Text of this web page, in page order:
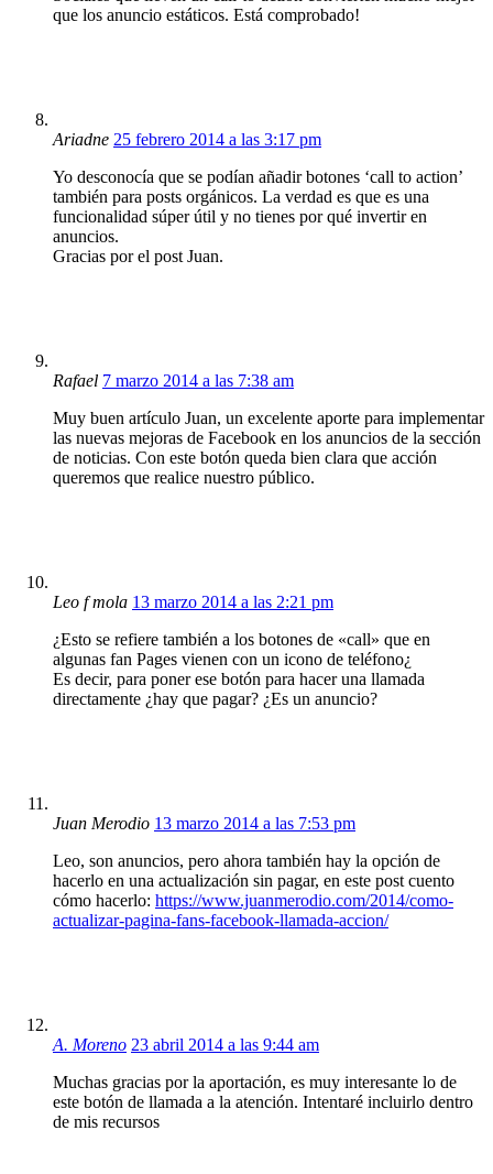
que los anuncio estáticos. Está comprobado!
Ariadne 25 febrero 2014 a las 3:17 pm
Yo desconocía que se podían añadir botones ‘call to action’
también para posts orgánicos. La verdad es que es una
funcionalidad súper útil y no tienes por qué invertir en
anuncios.
Gracias por el post Juan.
Rafael 7 marzo 2014 a las 7:38 am
Muy buen artículo Juan, un excelente aporte para implementar
las nuevas mejoras de Facebook en los anuncios de la sección
de noticias. Con este botón queda bien clara que acción
queremos que realice nuestro público.
Leo f mola 13 marzo 2014 a las 2:21 pm
¿Esto se refiere también a los botones de «call» que en
algunas fan Pages vienen con un icono de teléfono¿
Es decir, para poner ese botón para hacer una llamada
directamente ¿hay que pagar? ¿Es un anuncio?
Juan Merodio 13 marzo 2014 a las 7:53 pm
Leo, son anuncios, pero ahora también hay la opción de
hacerlo en una actualización sin pagar, en este post cuento
cómo hacerlo: https://www.juanmerodio.com/2014/como-
actualizar-pagina-fans-facebook-llamada-accion/
A. Moreno 23 abril 2014 a las 9:44 am
Muchas gracias por la aportación, es muy interesante lo de
este botón de llamada a la atención. Intentaré incluirlo dentro
de mis recursos